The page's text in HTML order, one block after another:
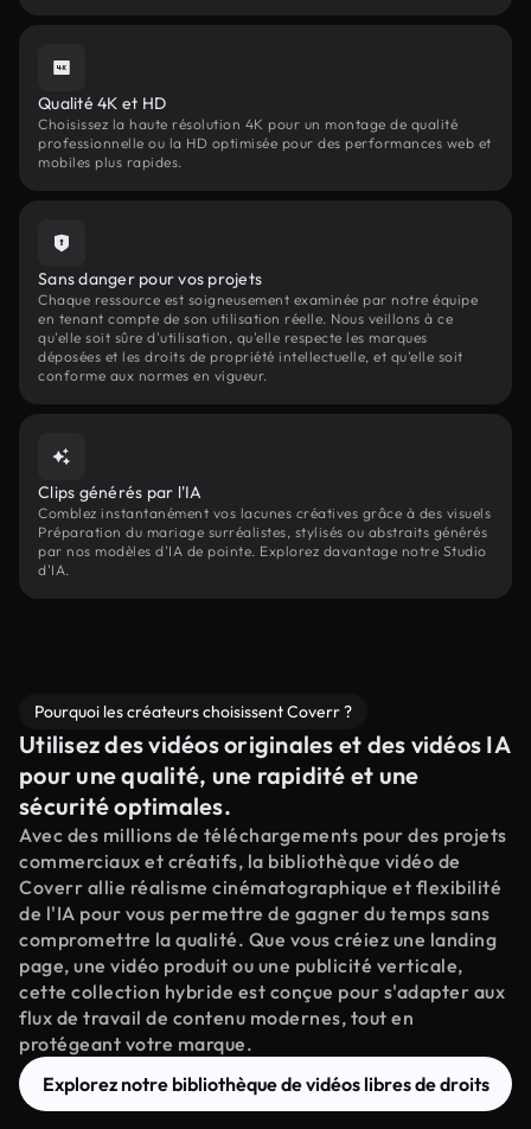
Qualité 4K et HD
Choisissez la haute résolution 4K pour un montage de qualité
professionnelle ou la HD optimisée pour des performances web et
mobiles plus rapides.
Sans danger pour vos projets
Chaque ressource est soigneusement examinée par notre équipe
en tenant compte de son utilisation réelle. Nous veillons à ce
qu'elle soit sûre d'utilisation, qu'elle respecte les marques
déposées et les droits de propriété intellectuelle, et qu'elle soit
conforme aux normes en vigueur.
Clips générés par l'IA
Comblez instantanément vos lacunes créatives grâce à des visuels
Préparation du mariage surréalistes, stylisés ou abstraits générés
par nos modèles d'IA de pointe. Explorez davantage notre Studio
d'IA.
Pourquoi les créateurs choisissent Coverr ?
Utilisez des vidéos originales et des vidéos IA
pour une qualité, une rapidité et une
sécurité optimales.
Avec des millions de téléchargements pour des projets
commerciaux et créatifs, la bibliothèque vidéo de
Coverr allie réalisme cinématographique et flexibilité
de l'IA pour vous permettre de gagner du temps sans
compromettre la qualité. Que vous créiez une landing
page, une vidéo produit ou une publicité verticale,
cette collection hybride est conçue pour s'adapter aux
flux de travail de contenu modernes, tout en
protégeant votre marque.
Explorez notre bibliothèque de vidéos libres de droits